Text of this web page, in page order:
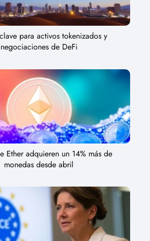
para activos tokenizados y
negociaciones de DeFi
Ether adquieren un 14% más de
monedas desde abril